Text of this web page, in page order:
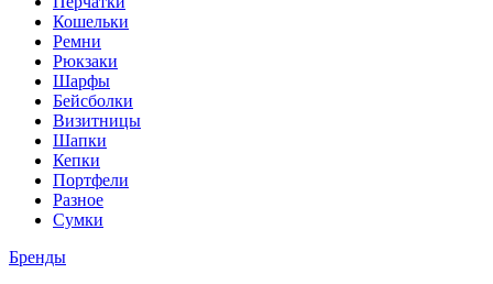
Кошельки
Ремни
Рюкзаки
Шарфы
Бейсболки
Визитницы
Шапки
Кепки
Портфели
Разное
Сумки
Бренды